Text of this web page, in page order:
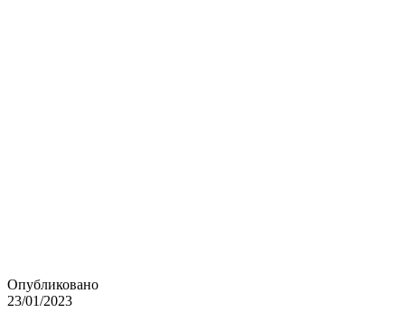
Опубликовано
23/01/2023